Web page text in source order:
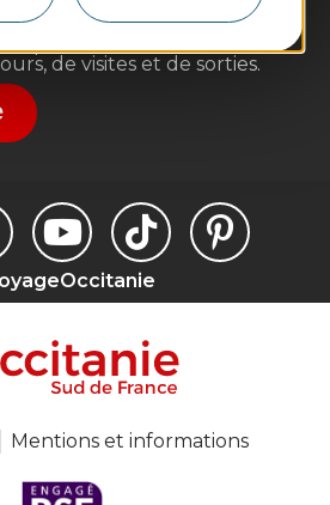
lettre d'information
pour recevoir des
de visites et de sorties.
Mentions et informations